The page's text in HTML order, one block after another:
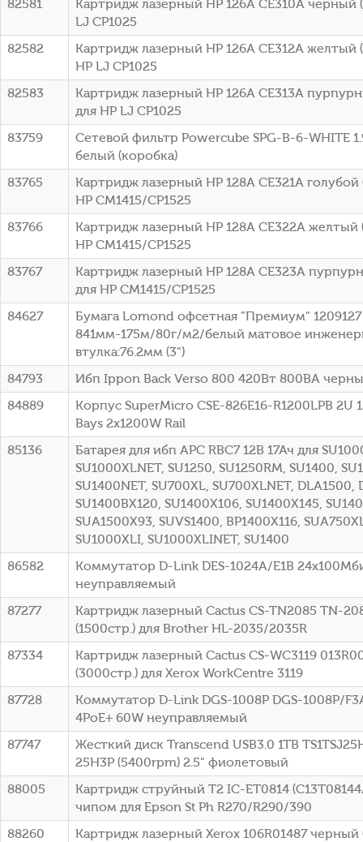
82581
Картридж лазерный HP 126A CE310A черный
LJ CP1025
82582
Картридж лазерный HP 126A CE312A желтый
HP LJ CP1025
82583
Картридж лазерный HP 126A CE313A
для HP LJ CP1025
83759
Сетевой фильтр Powercube SPG-B-6-WHITE
белый (коробка)
83765
Картридж лазерный HP 128A CE321A голубой
HP CM1415/CP1525
83766
Картридж лазерный HP 128A CE322A желтый
HP CM1415/CP1525
83767
Картридж лазерный HP 128A CE323A
для HP CM1415/CP1525
84627
Бумага Lomond офсетная "Премиум" 1209127
841мм-175м/80г/м2/белый матовое
втулка:76.2мм (3")
84793
Ибп Ippon Back Verso 800 420Вт 800ВА
84889
Корпус SuperMicro CSE-826E16-R1200LPB 2U
Bays 2x1200W Rail
85136
Батарея для ибп APC RBC7 12В 17Ач для
SU1000XLNET, SU1250, SU1250RM, SU1400,
SU1400NET, SU700XL, SU700XLNET, DLA1500,
SU1400BX120, SU1400X106, SU1400X145,
SUA1500X93, SUVS1400, BP1400X116,
SU1000XLI, SU1000XLINET, SU1400
86582
Коммутатор D-Link DES-1024A/E1B
неуправляемый
87277
Картридж лазерный Cactus CS-TN2085 TN-
(1500стр.) для Brother HL-2035/2035R
87334
Картридж лазерный Cactus CS-WC3119
(3000стр.) для Xerox WorkCentre 3119
87728
Коммутатор D-Link DGS-1008P DGS-1008P/
4PoE+ 60W неуправляемый
87747
Жесткий диск Transcend USB3.0 1TB
25H3P (5400rpm) 2.5" фиолетовый
88005
Картридж струйный T2 IC-ET0814
чипом для Epson St Ph R270/R290/390
88260
Картридж лазерный Xerox 106R01487 черный